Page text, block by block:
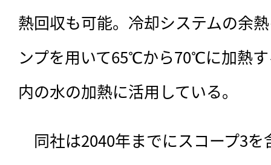
熱回収も可能。冷却システムの余
ンプを用いて65℃から70℃に加熱
内の水の加熱に活用している。
同社は2040年までにスコープ3を